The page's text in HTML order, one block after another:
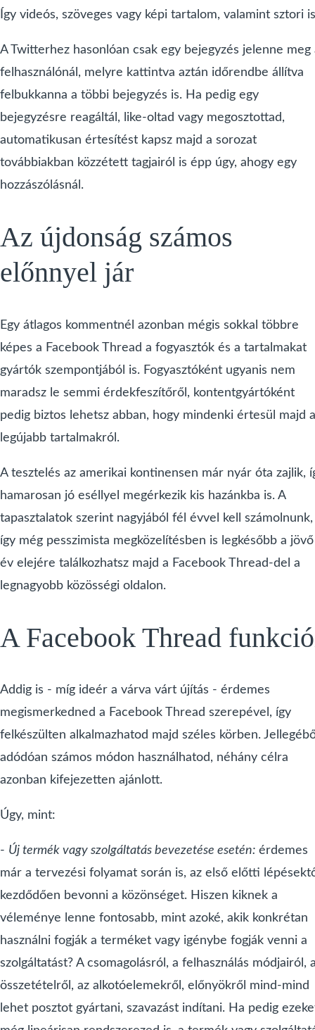
Így videós, szöveges vagy képi tartalom, valamint sztori
A Twitterhez hasonlóan csak egy bejegyzés jelenne meg
felhasználónál, melyre kattintva aztán időrendbe állítva
felbukkanna a többi bejegyzés is. Ha pedig egy
bejegyzésre reagáltál, like-oltad vagy megosztottad,
automatikusan értesítést kapsz majd a sorozat
továbbiakban közzétett tagjairól is épp úgy, ahogy egy
hozzászólásnál.
Az újdonság számos
előnnyel jár
Egy átlagos kommentnél azonban mégis sokkal többre
képes a Facebook Thread a fogyasztók és a tartalmakat
gyártók szempontjából is. Fogyasztóként ugyanis nem
maradsz le semmi érdekfeszítőről, kontentgyártóként
pedig biztos lehetsz abban, hogy mindenki értesül majd a
legújabb tartalmakról.
A tesztelés az amerikai kontinensen már nyár óta zajlik,
hamarosan jó eséllyel megérkezik kis hazánkba is. A
tapasztalatok szerint nagyjából fél évvel kell számolnunk,
így még pesszimista megközelítésben is legkésőbb a jövő
év elejére találkozhatsz majd a Facebook Thread-del a
legnagyobb közösségi oldalon.
A Facebook Thread
Addig is - míg ideér a várva várt újítás - érdemes
megismerkedned a Facebook Thread szerepével, így
felkészülten alkalmazhatod majd széles körben.
adódóan számos módon használhatod, néhány célra
azonban kifejezetten ajánlott.
Úgy, mint:
- Új termék vagy szolgáltatás bevezetése esetén: érdemes
már a tervezési folyamat során is, az első előtti
kezdődően bevonni a közönséget. Hiszen kiknek a
véleménye lenne fontosabb, mint azoké, akik konkrétan
használni fogják a terméket vagy igénybe fogják venni a
szolgáltatást? A csomagolásról, a felhasználás módjairól,
összetételről, az alkotóelemekről, előnyökről mind-mind
lehet posztot gyártani, szavazást indítani. Ha pedig